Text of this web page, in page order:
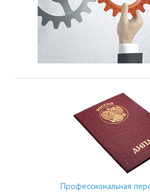
Профессиональная